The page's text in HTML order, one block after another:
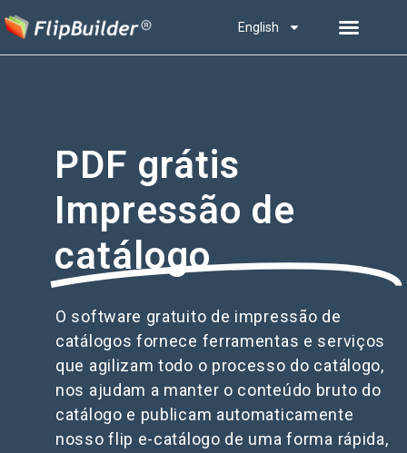
English
PDF grátis
Impressão de
catálogo
O software gratuito de impressão de
catálogos fornece ferramentas e serviços
que agilizam todo o processo do catálogo,
nos ajudam a manter o conteúdo bruto do
catálogo e publicam automaticamente
nosso flip e-catálogo de uma forma rápida,